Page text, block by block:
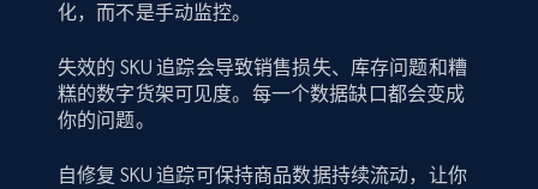
化，而不是手动监控。
失效的 SKU 追踪会导致销售损失、库存问题和糟
糕的数字货架可见度。每一个数据缺口都会变成
你的问题。
自修复 SKU 追踪可保持商品数据持续流动，让你